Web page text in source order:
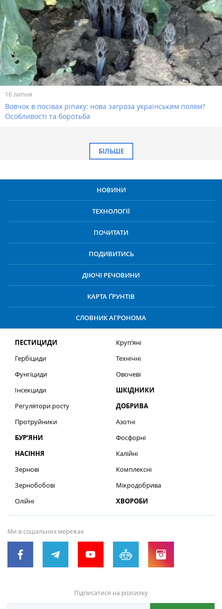
16 липня
Вовчок в посівах ріпаку: нова загроза українським полям?
Особливості та боротьба
БІЛЬШЕ
НОВИНИ
ТЕХНОЛОГІЇ
ПОЧИТАТИ
ПОДИВИТИСЬ
ДІЮЧІ РЕЧОВИНИ
КАРТА ҐРУНТІВ
СЛОВНИК АГРОНОМА
ПЕСТИЦИДИ
Гербіциди
Фунгіциди
Інсекциди
Регулятори росту
Протруйники
БУР’ЯНИ
НАСІННЯ
Зернові
Зернобобові
Олійні
Круп’яні
Технічні
Овочеві
ШКІДНИКИ
ДОБРИВА
Азотні
Фосфорні
Калійні
Комплексні
Мікродобрива
ХВОРОБИ
Ми в соціальних мережах
Підписатися на розсилку